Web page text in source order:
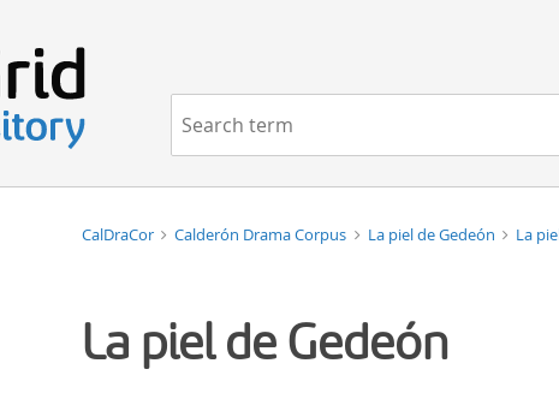
Navigation
CalDraCor Calderón Drama Corpus La piel de Gedeón La
La piel de Gedeón